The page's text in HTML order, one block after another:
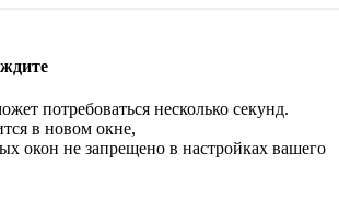
потребоваться несколько секунд.
в новом окне,
окон не запрещено в настройках вашего